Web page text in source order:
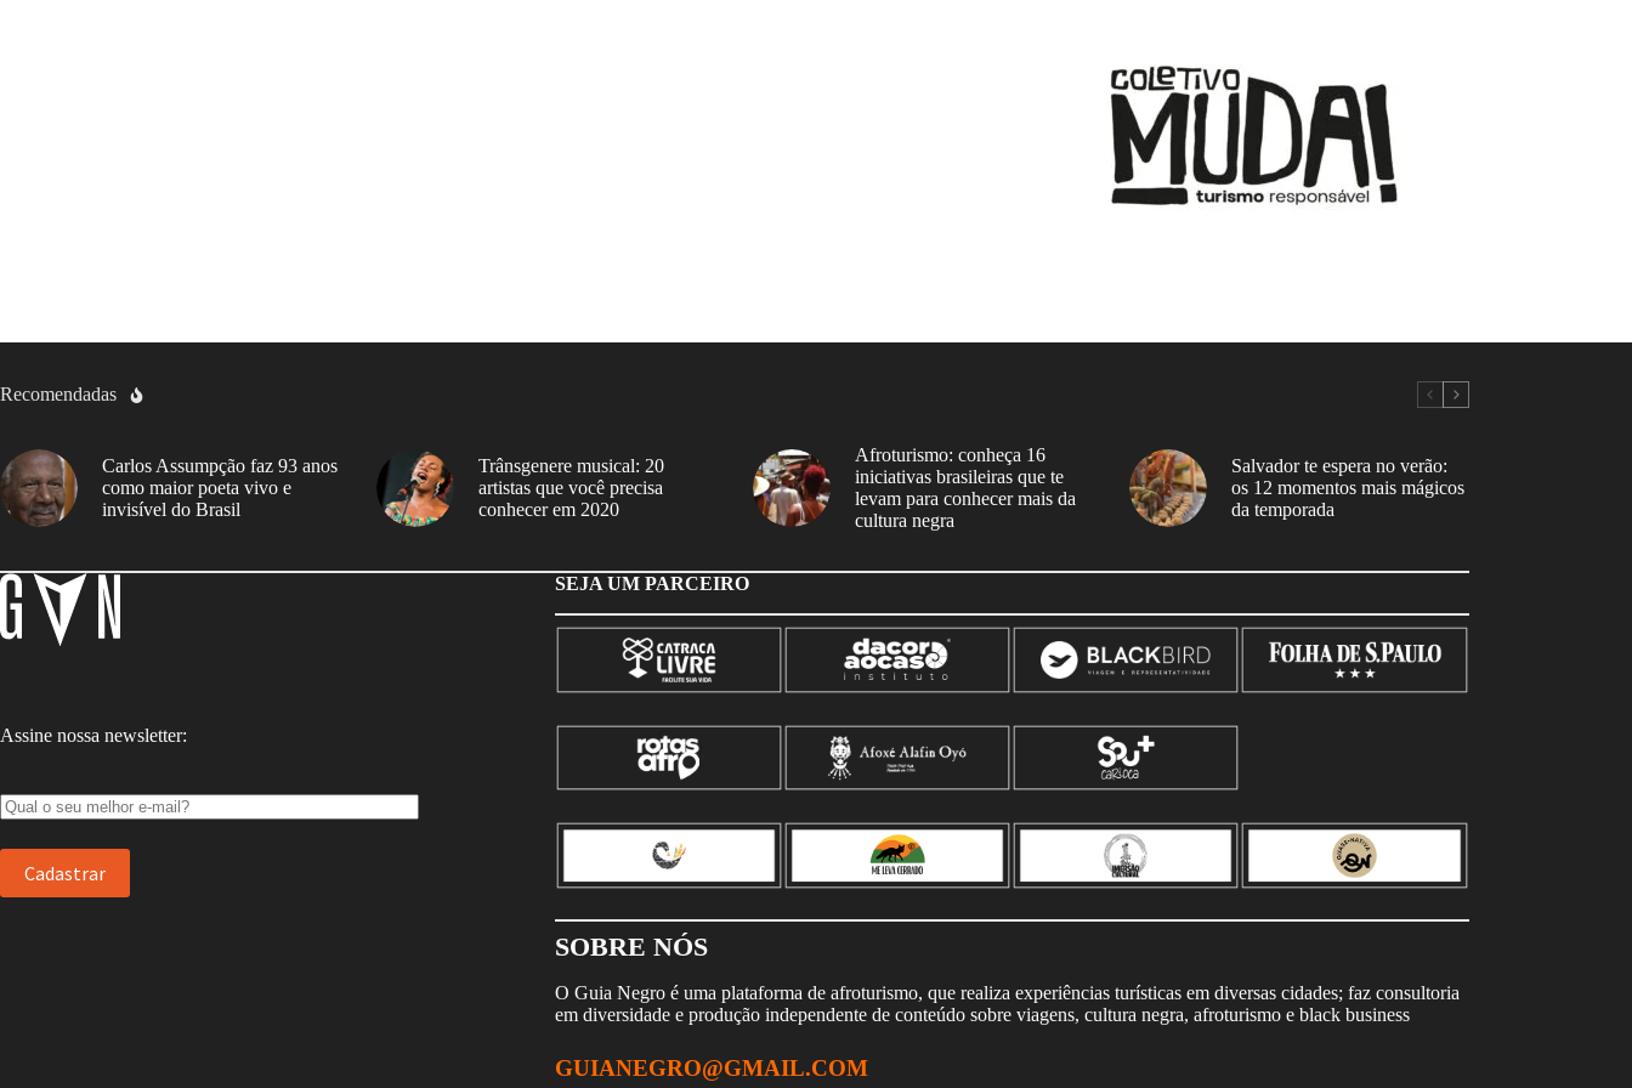
Recomendadas
Carlos Assumpção faz 93 anos
como maior poeta vivo e
invisível do Brasil
Trânsgenere musical: 20
artistas que você precisa
conhecer em 2020
Afroturismo: conheça 16
iniciativas brasileiras que te
levam para conhecer mais da
cultura negra
Salvador te espera no verão:
os 12 momentos mais mágicos
da temporada
Assine nossa newsletter:
SEJA UM PARCEIRO
SOBRE NÓS
O Guia Negro é uma plataforma de afroturismo, que realiza experiências turísticas em diversas cidades; faz consultoria
em diversidade e produção independente de conteúdo sobre viagens, cultura negra, afroturismo e black business
GUIANEGRO@GMAIL.COM